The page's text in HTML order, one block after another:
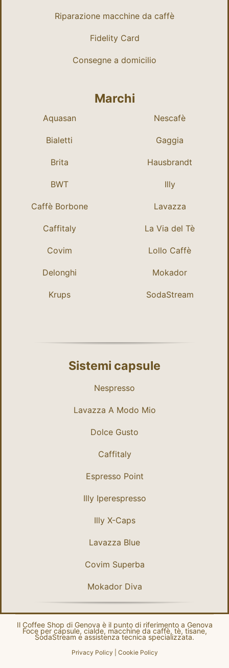
Riparazione macchine da caffè
Fidelity Card
Consegne a domicilio
Marchi
Aquasan
Bialetti
Brita
BWT
Caffè Borbone
Caffitaly
Covim
Delonghi
Krups
Nescafè
Gaggia
Hausbrandt
Illy
Lavazza
La Via del Tè
Lollo Caffè
Mokador
SodaStream
Sistemi capsule
Nespresso
Lavazza A Modo Mio
Dolce Gusto
Caffitaly
Espresso Point
Illy Iperespresso
Illy X-Caps
Lavazza Blue
Covim Superba
Mokador Diva
Il Coffee Shop di Genova è il punto di riferimento a Genova
Foce per capsule, cialde, macchine da caffè, tè, tisane,
SodaStream e assistenza tecnica specializzata.
Privacy Policy Cookie Policy